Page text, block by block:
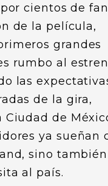
cientos de
de la película,
grandes
rumbo al
las
de la gira,
de
ya sueñan
sino
al país.